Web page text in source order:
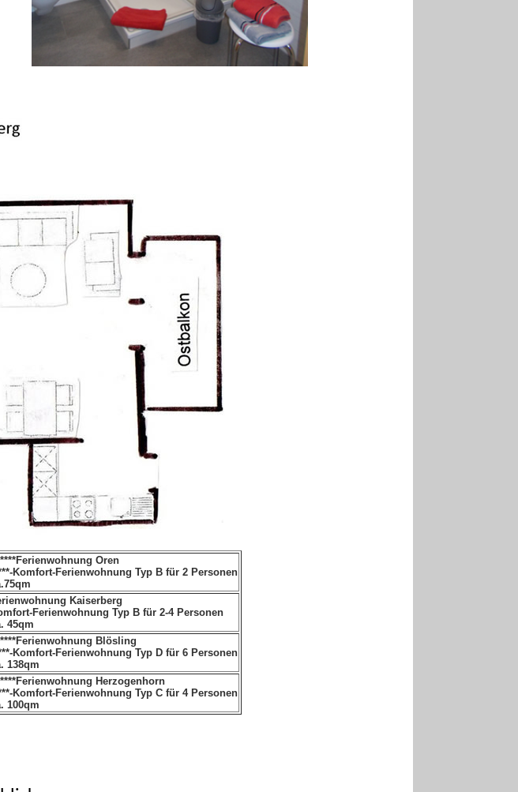
Oren
Komfort-Ferienwohnung Typ B für 2 Personen
Kaiserberg
Ferienwohnung Typ B für 2-4 Personen
45qm
Blösling
Komfort-Ferienwohnung Typ D für 6 Personen
138qm
Herzogenhorn
Komfort-Ferienwohnung Typ C für 4 Personen
100qm